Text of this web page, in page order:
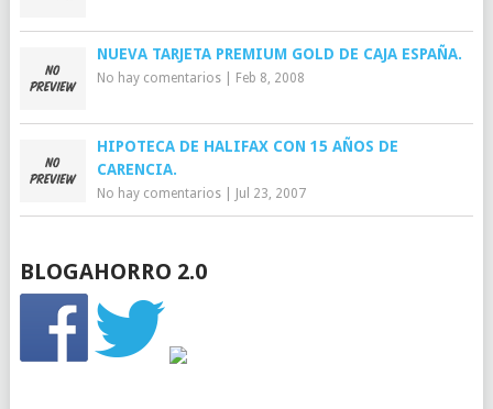
NUEVA TARJETA PREMIUM GOLD DE CAJA ESPAÑA.
No hay comentarios| Feb 8, 2008
HIPOTECA DE HALIFAX CON 15 AÑOS DE
CARENCIA.
No hay comentarios| Jul 23, 2007
BLOGAHORRO 2.0